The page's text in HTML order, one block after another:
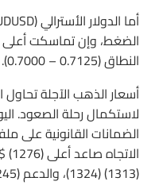
النطاق (0.7125 – 0.7000).
لاستكمال رحلة الصعود.
(1313) (1324)، والدعم (1245) محوري.